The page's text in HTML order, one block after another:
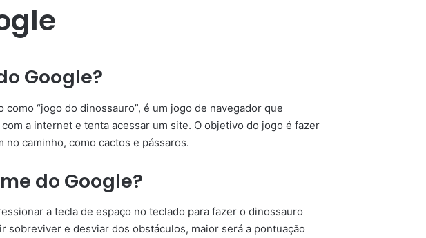
Google?
“jogo do dinossauro”, é um jogo de navegador que
a internet e tenta acessar um site. O objetivo do jogo é fazer
caminho, como cactos e pássaros.
do Google?
a tecla de espaço no teclado para fazer o dinossauro
sobreviver e desviar dos obstáculos, maior será a pontuação